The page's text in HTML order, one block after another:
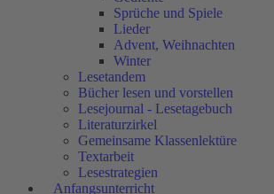
Sprüche und Spiele
Lieder
Advent, Weihnachten
Winter
Lesetandem
Bücher lesen und vorstellen
Lesejournal - Lesetagebuch
Literaturzirkel
Gemeinsame Klassenlektüre
Textarbeit
Lesestrategien
Anfangsunterricht